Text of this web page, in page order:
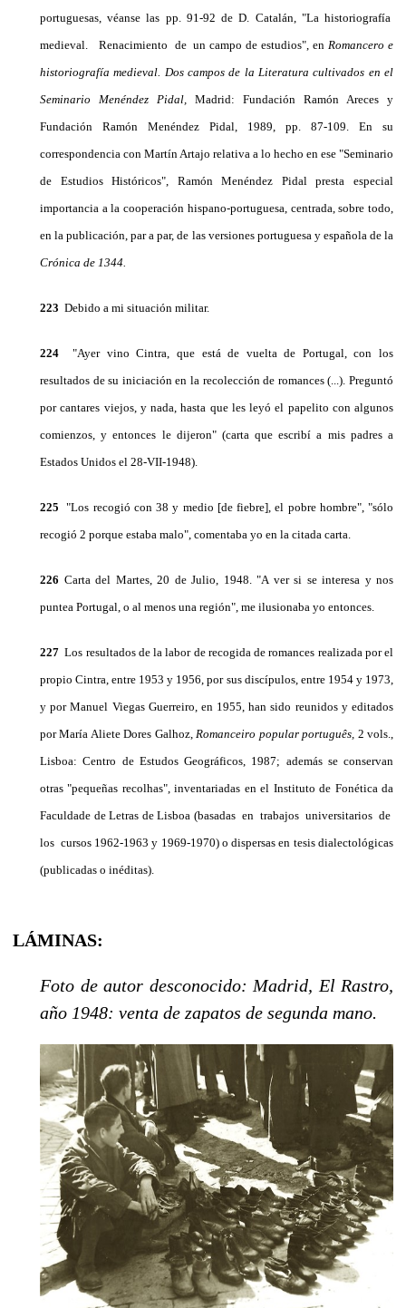
portuguesas, véanse las pp. 91-92 de D. Catalán, "La historiografía
medieval. Renacimiento de un campo de estudios", en Romancero e
historiografía me­dieval. Dos campos de la Literatura cultivados en el
Se­minario Menéndez Pidal, Madrid: Fundación Ramón Areces y
Fundación Ramón Menéndez Pidal, 1989, pp. 87-109. En su
correspondencia con Martín Artajo relativa a lo hecho en ese "Seminario
de Estudios Históricos", Ramón Menéndez Pidal presta especial
importancia a la cooperación hispano-portuguesa, centrada, sobre todo,
en la publicación, par a par, de las versiones portuguesa y española de la
Crónica de 1344.
223 Debido a mi situación militar.
224 "Ayer vino Cintra, que está de vuelta de Portu­gal, con los
resultados de su iniciación en la recolec­ción de romances (...). Preguntó
por cantares viejos, y nada, hasta que les leyó el papelito con algunos
co­mienzos, y entonces le dijeron" (carta que escribí a mis padres a
Estados Unidos el 28-VII-1948).
225 "Los recogió con 38 y medio [de fiebre], el po­bre hombre", "sólo
recogió 2 porque estaba malo", comentaba yo en la citada carta.
226 Carta del Martes, 20 de Julio, 1948. "A ver si se interesa y nos
puntea Portugal, o al menos una re­gión", me ilusionaba yo entonces.
227 Los resultados de la labor de recogida de ro­mances realizada por el
propio Cintra, entre 1953 y 1956, por sus discípulos, entre 1954 y 1973,
y por Manuel Viegas Guerreiro, en 1955, han sido reuni­dos y editados
por María Aliete Dores Galhoz, Romanceiro popular português, 2 vols.,
Lisboa: Centro de Estudos Geográficos, 1987; además se conservan
otras "pequeñas recolhas", inventariadas en el Insti­tuto de Fonética da
Faculdade de Letras de Lisboa (basadas en trabajos universitarios de
los cursos 1962-1963 y 1969-1970) o dispersas en tesis dialectológicas
(publicadas o inéditas).
LÁMINAS:
Foto de autor desconocido: Madrid, El Rastro,
año 1948: venta de zapatos de segunda mano.